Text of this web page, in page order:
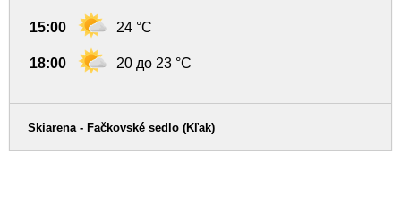
15:00 24 °C
18:00 20 до 23 °C
Skiarena - Fačkovské sedlo (Kľak)